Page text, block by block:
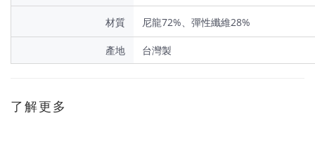
材質 尼龍72%、彈性纖維28%
產地 台灣製
了解更多